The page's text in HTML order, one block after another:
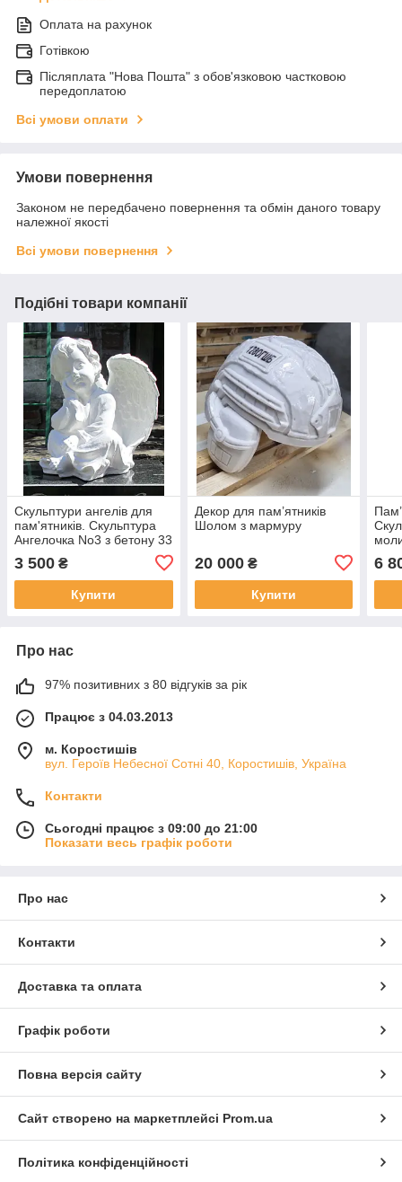
Оплата на рахунок
Готівкою
Післяплата "Нова Пошта" з обов'язковою частковою
передоплатою
Всі умови оплати
Умови повернення
Законом не передбачено повернення та обмін даного товару
належної якості
Всі умови повернення
Подібні товари компанії
Скульптури ангелів для
пам'ятників. Скульптура
Ангелочка No3 з бетону 33
3 500 ₴
Купити
Декор для пам’ятників
Шолом з мармуру
20 000₴
Купити
6
Про нас
97% позитивних з 80 відгуків за рік
Працює з 04.03.2013
м. Коростишів
вул. Героїв Небесної Сотні 40, Коростишів, Україна
Контакти
Сьогодні працює з 09:00 до 21:00
Показати весь графік роботи
Про нас
Контакти
Доставка та оплата
Графік роботи
Повна версія сайту
Сайт створено на маркетплейсі Prom.ua
Політика конфіденційності